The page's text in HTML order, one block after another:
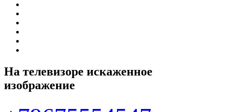
На телевизоре искаженное
изображение